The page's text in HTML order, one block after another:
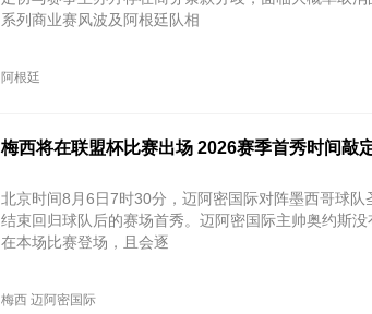
系列商业赛风波及阿根廷队相
阿根廷
梅西将在联盟杯比赛出场 2026赛季首秀时间敲
北京时间‌8月6日7时30分‌，迈阿密国际对阵墨西哥球
结束回归球队后的赛场首秀。迈阿密国际主帅奥约斯
在本场比赛登场，且会逐
梅西 迈阿密国际